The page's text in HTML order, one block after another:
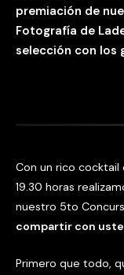
premiación de
Fotografía de
selección con los
Con un rico cocktail
19.30 horas
nuestro 5to
compartir con
Primero que todo,